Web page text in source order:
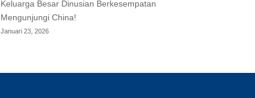
Keluarga Besar Dinusian Berkesempatan
Mengunjungi China!
Januari 23, 2026